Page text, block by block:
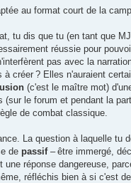
au format court de la
tu dis que tu (en tant que
réussie pour
pas avec la
créer ? Elles n'auraient
(c'est le maître mot)
le forum et pendant la
de combat classique.
La question à laquelle tu
de passif– être immergé,
réponse dangereuse,
réfléchis bien à si c'est